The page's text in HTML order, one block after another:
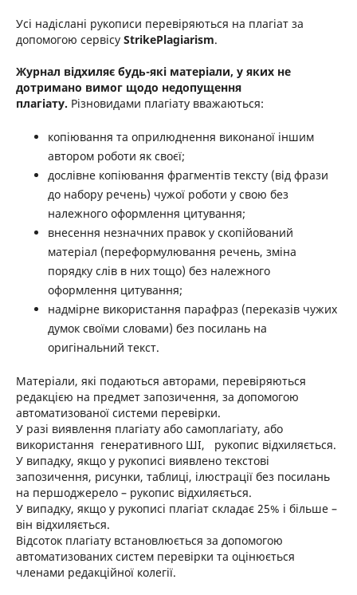
Усі надіслані рукописи перевіряються на плагіат за
допомогою сервісу StrikePlagiarism.
Журнал відхиляє будь-які матеріали, у яких не
дотримано вимог щодо недопущення
плагіату. Різновидами плагіату вважаються:
копіювання та оприлюднення виконаної іншим
автором роботи як своєї;
дослівне копіювання фрагментів тексту (від фрази
до набору речень) чужої роботи у свою без
належного оформлення цитування;
внесення незначних правок у скопійований
матеріал (переформулювання речень, зміна
порядку слів в них тощо) без належного
оформлення цитування;
надмірне використання парафраз (переказів чужих
думок своїми словами) без посилань на
оригінальний текст.
Матеріали, які подаються авторами, перевіряються
редакцією на предмет запозичення, за допомогою
автоматизованої системи перевірки.
У разі виявлення плагіату або самоплагіату, або
використання генеративного ШІ, рукопис відхиляється.
У випадку, якщо у рукописі виявлено текстові
запозичення, рисунки, таблиці, ілюстрації без посилань
на першоджерело – рукопис відхиляється.
У випадку, якщо у рукописі плагіат складає 25% і більше –
він відхиляється.
Відсоток плагіату встановлюється за допомогою
автоматизованих систем перевірки та оцінюється
членами редакційної колегії.